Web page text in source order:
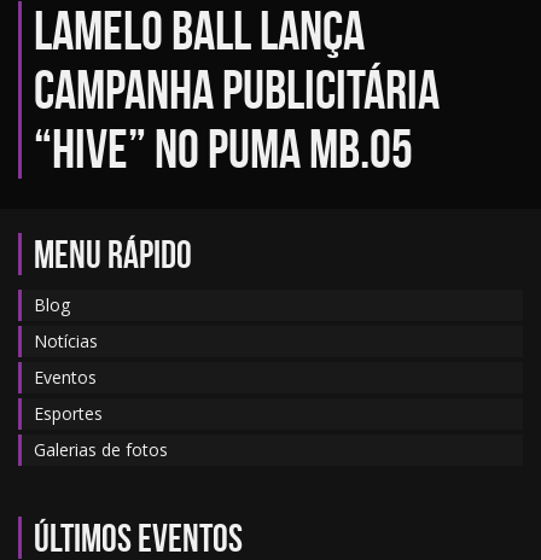
LaMelo Ball lança
campanha publicitária
“Hive” no PUMA MB.05
MENU RÁPIDO
Blog
Notícias
Eventos
Esportes
Galerias de fotos
Últimos eventos